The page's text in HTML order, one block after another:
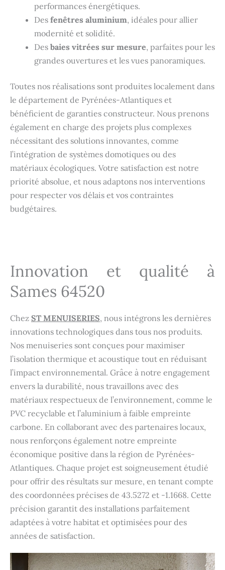
performances énergétiques.
Des fenêtres aluminium, idéales pour allier
modernité et solidité.
Des baies vitrées sur mesure, parfaites pour les
grandes ouvertures et les vues panoramiques.
Toutes nos réalisations sont produites localement dans
le département de Pyrénées-Atlantiques et
bénéficient de garanties constructeur. Nous prenons
également en charge des projets plus complexes
nécessitant des solutions innovantes, comme
l’intégration de systèmes domotiques ou des
matériaux écologiques. Votre satisfaction est notre
priorité absolue, et nous adaptons nos interventions
pour respecter vos délais et vos contraintes
budgétaires.
Innovation et qualité à
Sames 64520
Chez ST MENUISERIES, nous intégrons les dernières
innovations technologiques dans tous nos produits.
Nos menuiseries sont conçues pour maximiser
l’isolation thermique et acoustique tout en réduisant
l’impact environnemental. Grâce à notre engagement
envers la durabilité, nous travaillons avec des
matériaux respectueux de l’environnement, comme le
PVC recyclable et l’aluminium à faible empreinte
carbone. En collaborant avec des partenaires locaux,
nous renforçons également notre empreinte
économique positive dans la région de Pyrénées-
Atlantiques. Chaque projet est soigneusement étudié
pour offrir des résultats sur mesure, en tenant compte
des coordonnées précises de 43.5272 et -1.1668. Cette
précision garantit des installations parfaitement
adaptées à votre habitat et optimisées pour des
années de satisfaction.